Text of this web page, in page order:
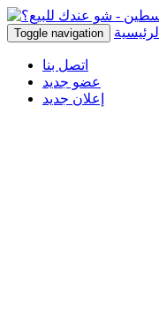
Toggle navigation الرئيسية
اتصل بنا
عضو جديد
إعلان جديد